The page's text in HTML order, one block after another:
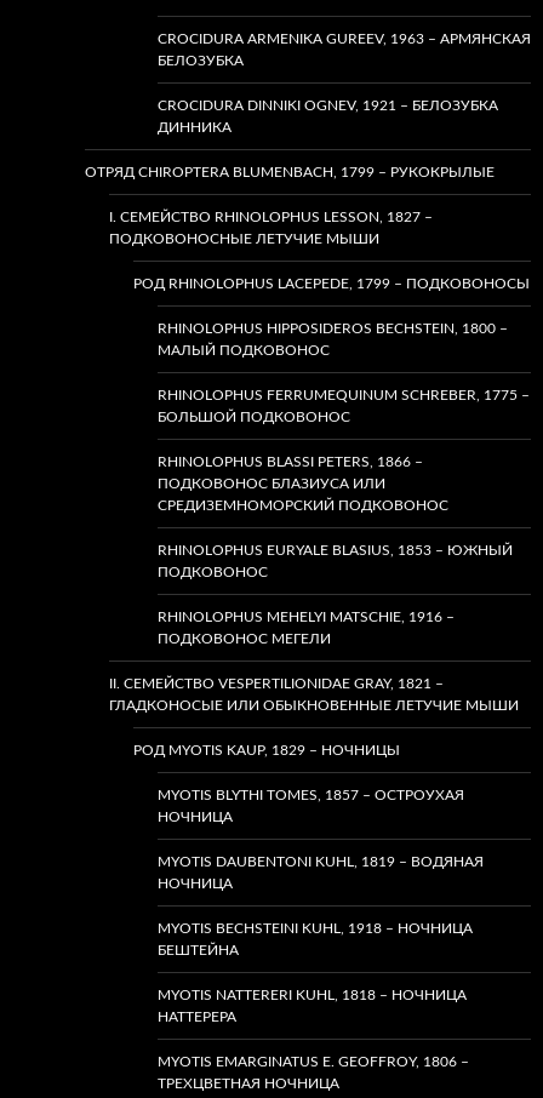
CROCIDURA ARMENIKA GUREEV, 1963 – АРМЯНСКАЯ
БЕЛОЗУБКА
CROCIDURA DINNIKI OGNEV, 1921 – БЕЛОЗУБКА
ДИННИКА
ОТРЯД CHIROPTERA BLUMENBACH, 1799 – РУКОКРЫЛЫЕ
I. СЕМЕЙСТВО RHINOLOPHUS LESSON, 1827 –
ПОДКОВОНОСНЫЕ ЛЕТУЧИЕ МЫШИ
РОД RHINOLOPHUS LACEPEDE, 1799 – ПОДКОВОНОСЫ
RHINOLOPHUS HIPPOSIDEROS BECHSTEIN, 1800 –
МАЛЫЙ ПОДКОВОНОС
RHINOLOPHUS FERRUMEQUINUM SCHREBER, 1775 –
БОЛЬШОЙ ПОДКОВОНОС
RHINOLOPHUS BLASSI PETERS, 1866 –
ПОДКОВОНОС БЛАЗИУСА ИЛИ
СРЕДИЗЕМНОМОРСКИЙ ПОДКОВОНОС
RHINOLOPHUS EURYALE BLASIUS, 1853 – ЮЖНЫЙ
ПОДКОВОНОС
RHINOLOPHUS MEHELYI MATSCHIE, 1916 –
ПОДКОВОНОС МЕГЕЛИ
II. СЕМЕЙСТВО VESPERTILIONIDAE GRAY, 1821 –
ГЛАДКОНОСЫЕ ИЛИ ОБЫКНОВЕННЫЕ ЛЕТУЧИЕ МЫШИ
РОД MYOTIS KAUP, 1829 – НОЧНИЦЫ
MYOTIS BLYTHI TOMES, 1857 – ОСТРОУХАЯ
НОЧНИЦА
MYOTIS DAUBENTONI KUHL, 1819 – ВОДЯНАЯ
НОЧНИЦА
MYOTIS BECHSTEINI KUHL, 1918 – НОЧНИЦА
БЕШТЕЙНА
MYOTIS NATTERERI KUHL, 1818 – НОЧНИЦА
НАТТЕРЕРА
MYOTIS EMARGINATUS E. GEOFFROY, 1806 –
ТРЕХЦВЕТНАЯ НОЧНИЦА